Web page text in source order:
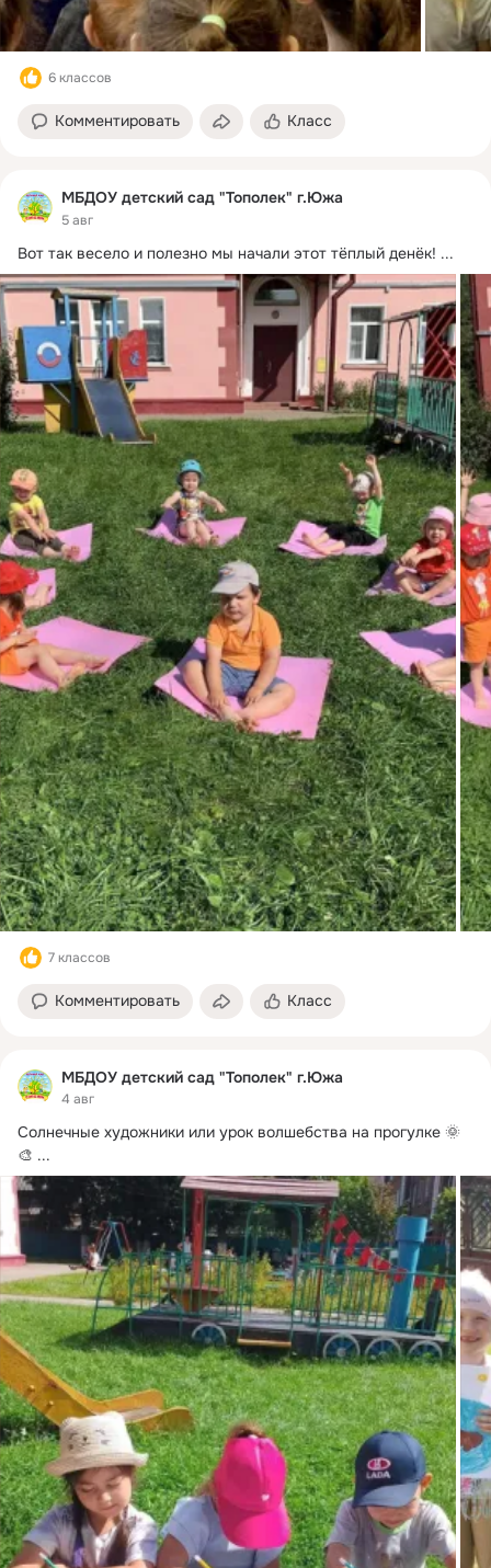
6 классов
Комментировать Класс
МБДОУ детский сад "Тополек" г.Южа
5 авг
Вот так весело и полезно мы начали этот тёплый денёк! ...
7 классов
Комментировать Класс
МБДОУ детский сад "Тополек" г.Южа
4 авг
Солнечные художники или урок волшебства на прогулке 🌞
🎨 ...